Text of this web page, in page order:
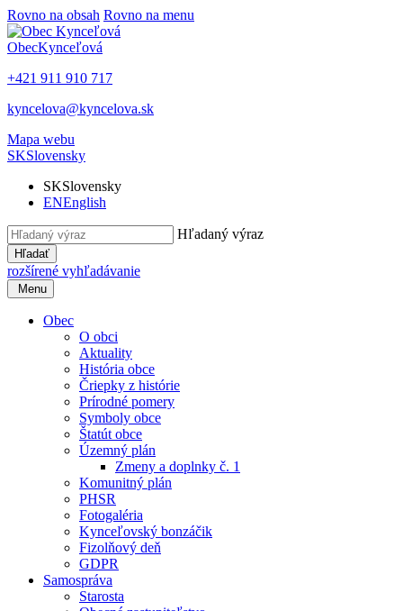
Rovno na obsah Rovno na menu
ObecKynceľová
+421 911 910 717
kyncelova@kyncelova.sk
Mapa webu
SKSlovensky
SKSlovensky
ENEnglish
Hľadaný výraz
Hľadať
rozšírené vyhľadávanie
Menu
Obec
O obci
Aktuality
História obce
Čriepky z histórie
Prírodné pomery
Symboly obce
Štatút obce
Územný plán
Zmeny a doplnky č. 1
Komunitný plán
PHSR
Fotogaléria
Kynceľovský bonzáčik
Fizolňový deň
GDPR
Samospráva
Starosta